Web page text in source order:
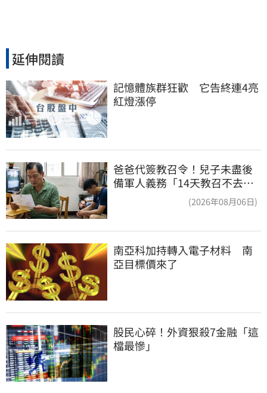
延伸閱讀
記憶體族群狂歡　它告終連4亮
紅燈漲停
爸爸代簽教召令！兒子未盡後
備軍人義務「14天教召不去」
(2026年08月06日)
南亞科加持轉入電子材料　南
亞目標價來了
股民心碎！外資狠殺7金融「這
檔最慘」